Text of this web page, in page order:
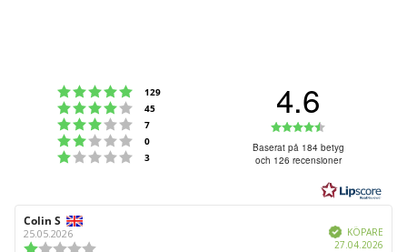
Betyg: 5 utav 5 stjärnor
129
Betyg: 4 utav 5 stjärnor
45
Betyg: 3 utav 5 stjärnor
7
Betyg: 2 utav 5 stjärnor
0
Betyg: 1 utav 5 stjärnor
3
4.6
4.6
utav
5
Baserat på 184 betyg
och 126 recensioner
Recensionsförfattare:
Colin S
25.05.2026 Bekräftad
KÖPARE
27.04.2026